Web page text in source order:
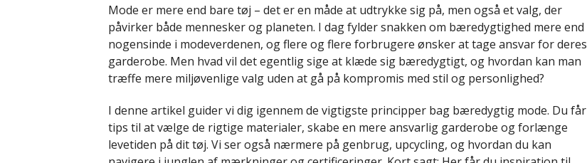
Mode er mere end bare tøj – det er en måde at udtrykke sig på, men også et valg, der
påvirker både mennesker og planeten. I dag fylder snakken om bæredygtighed mere end
nogensinde i modeverdenen, og flere og flere forbrugere ønsker at tage ansvar for deres
garderobe. Men hvad vil det egentlig sige at klæde sig bæredygtigt, og hvordan kan man
træffe mere miljøvenlige valg uden at gå på kompromis med stil og personlighed?
I denne artikel guider vi dig igennem de vigtigste principper bag bæredygtig mode. Du får
tips til at vælge de rigtige materialer, skabe en mere ansvarlig garderobe og forlænge
levetiden på dit tøj. Vi ser også nærmere på genbrug, upcycling, og hvordan du kan